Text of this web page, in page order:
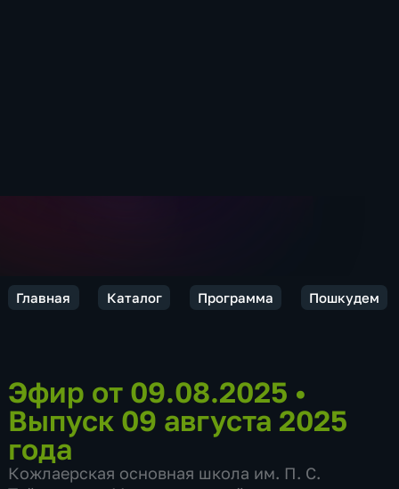
Главная Каталог Программа Пошкудем
Эфир от 09.08.2025 •
Выпуск 09 августа 2025
года
Кожлаерская основная школа им. П. С.